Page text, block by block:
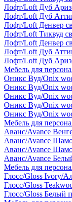
Лофт/Loft Дуб
Лофт/Loft Дуб
Лофт/Loft Денвер
Лофт/Loft Тиквуд
Лофт/Loft Денвер
Лофт/Loft Дуб
Лофт/Loft Дуб
Мебель для
Оникс Вуд/Onix
Оникс Вуд/Onix
Оникс Вуд/Onix
Оникс Вуд/Onix
Оникс Вуд/Onix
Мебель для
Аванс/Avance
Аванс/Avance
Аванс/Avance
Аванс/Avance
Мебель для
Глосс/Gloss Ivory/
Глосс/Gloss
Глосс/Gloss